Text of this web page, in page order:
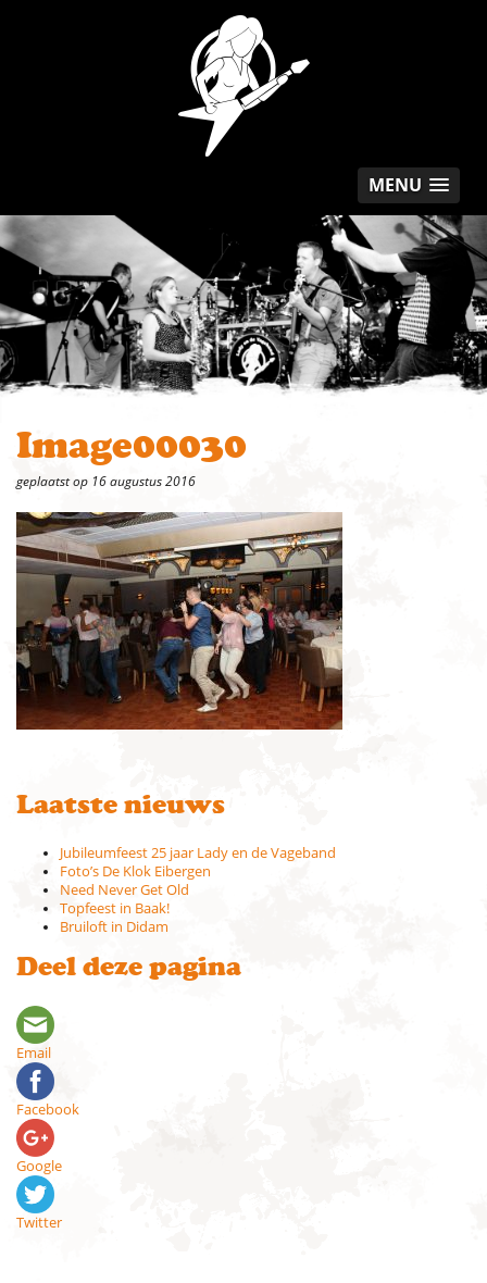
MENU
Image00030
geplaatst op 16 augustus 2016
Laatste nieuws
Jubileumfeest 25 jaar Lady en de Vageband
Foto’s De Klok Eibergen
Need Never Get Old
Topfeest in Baak!
Bruiloft in Didam
Deel deze pagina
Email
Facebook
Google
Twitter